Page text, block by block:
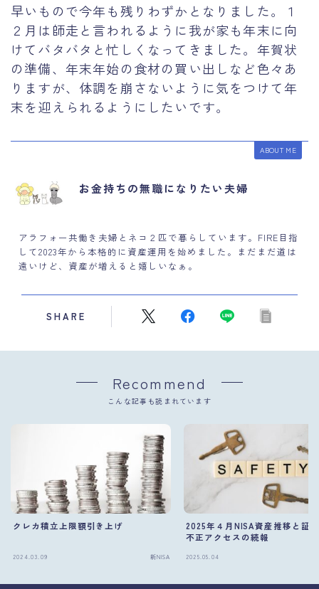
早いもので今年も残りわずかとなりました。１
２月は師走と言われるように我が家も年末に向
けてバタバタと忙しくなってきました。年賀状
の準備、年末年始の食材の買い出しなど色々あ
りますが、体調を崩さないように気をつけて年
末を迎えられるようにしたいです。
ABOUT ME
お金持ちの無職になりたい夫婦
アラフォー共働き夫婦とネコ２匹で暮らしています。FIRE目指
して2023年から本格的に資産運用を始めました。まだまだ道は
遠いけど、資産が増えると嬉しいなぁ。
SHARE
Recommend
こんな記事も読まれています
クレカ積立上限額引き上げ
2024.03.09 新NISA
2025年４月NISA資産推移と証
不正アクセスの続報
2025.05.04